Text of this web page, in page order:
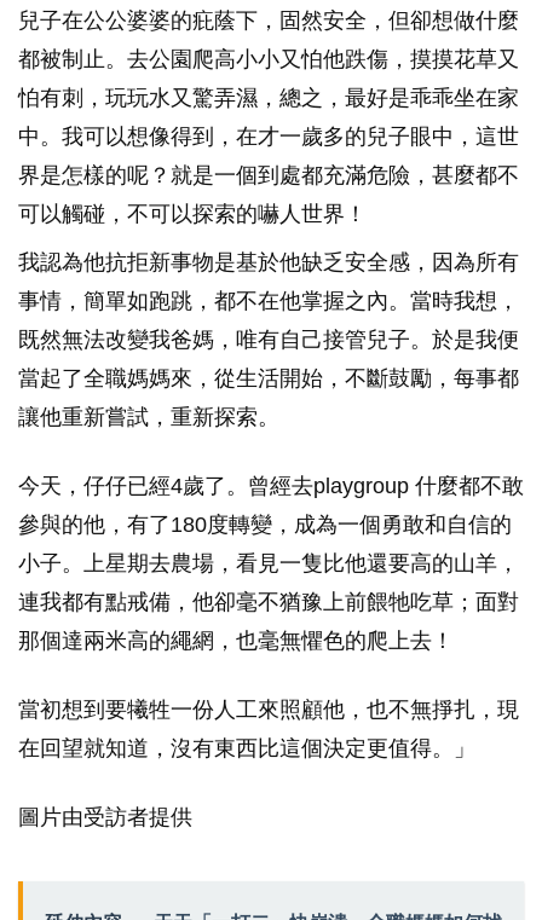
兒子在公公婆婆的疪蔭下，固然安全，但卻想做什麼
都被制止。去公園爬高小小又怕他跌傷，摸摸花草又
怕有刺，玩玩水又驚弄濕，總之，最好是乖乖坐在家
中。我可以想像得到，在才一歲多的兒子眼中，這世
界是怎樣的呢？就是一個到處都充滿危險，甚麼都不
可以觸碰，不可以探索的嚇人世界！
我認為他抗拒新事物是基於他缺乏安全感，因為所有
事情，簡單如跑跳，都不在他掌握之內。當時我想，
既然無法改變我爸媽，唯有自己接管兒子。於是我便
當起了全職媽媽來，從生活開始，不斷鼓勵，每事都
讓他重新嘗試，重新探索。
今天，仔仔已經4歲了。曾經去playgroup 什麼都不敢
參與的他，有了180度轉變，成為一個勇敢和自信的
小子。上星期去農場，看見一隻比他還要高的山羊，
連我都有點戒備，他卻毫不猶豫上前餵牠吃草；面對
那個達兩米高的繩網，也毫無懼色的爬上去！
當初想到要犧牲一份人工來照顧他，也不無掙扎，現
在回望就知道，沒有東西比這個決定更值得。」
圖片由受訪者提供